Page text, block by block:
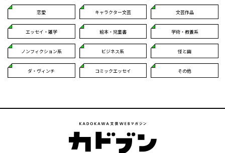
恋愛 キャラクター文芸 文芸作品
エッセイ・雑学 絵本・児童書 学術・教養系
ノンフィクション系 ビジネス系 怪と幽
ダ・ヴィンチ コミックエッセイ その他